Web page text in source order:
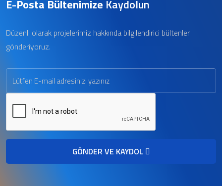
E-Posta Bültenimize Kaydolun
Düzenli olarak projelerimiz hakkında bilgilendirici bültenler
gönderiyoruz.
GÖNDER VE KAYDOL